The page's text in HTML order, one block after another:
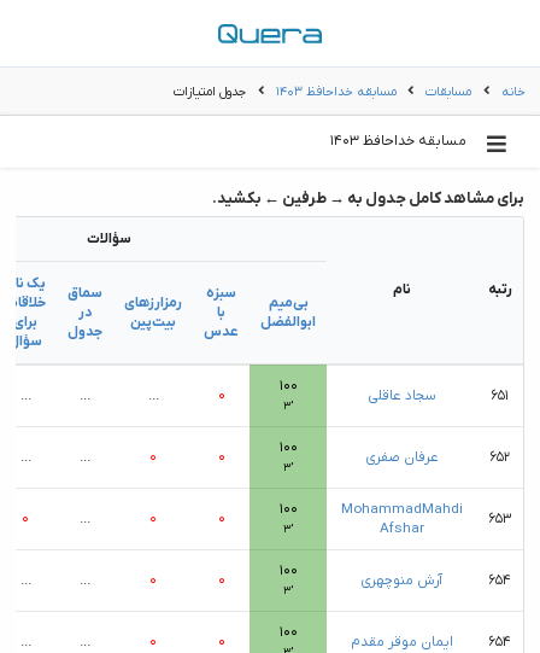
خانه مسابقات مسابقه خداحافظ ۱۴۰۳ جدول امتیازات
مسابقه خداحافظ ۱۴۰۳
برای مشاهد کامل جدول به → طرفین ← بکشید.
رتبه نام
سؤالات
بی‌میم
ابوالفضل
سبزه
با
عدس
رمزارزهای
بیت‌پین
سماق
در
جدول
یک نام
خلاقانه
برای
سؤال
۶۵۱ سجاد عاقلی ۱۰۰
۳′
۰ ...
...
...
۶۵۲ عرفان صفری ۱۰۰
۳′
۰ ۰ ...
...
۶۵۳
MohammadMahdi
Afshar
۱۰۰
۳′
۰ ۰ ... ۰
۶۵۴ آرش منوچهری ۱۰۰
۳′
۰ ۰ ...
...
۶۵۴ ایمان موقر مقدم ۱۰۰ ۰ ۰ ...
...